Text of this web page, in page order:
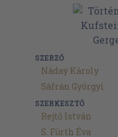
SZERZŐ
Náday Károly
Sáfrán Györgyi
SZERKESZTŐ
Rejtő István
S. Fürth Éva